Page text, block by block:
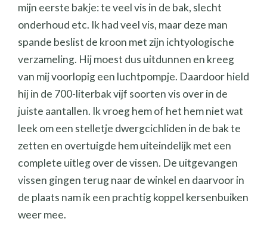
mijn eerste bakje: te veel vis in de bak, slecht
onderhoud etc. Ik had veel vis, maar deze man
spande beslist de kroon met zijn ichtyologische
verzameling. Hij moest dus uitdunnen en kreeg
van mij voorlopig een luchtpompje. Daardoor hield
hij in de 700-literbak vijf soorten vis over in de
juiste aantallen. Ik vroeg hem of het hem niet wat
leek om een stelletje dwergcichliden in de bak te
zetten en overtuigde hem uiteindelijk met een
complete uitleg over de vissen. De uitgevangen
vissen gingen terug naar de winkel en daarvoor in
de plaats nam ik een prachtig koppel kersenbuiken
weer mee.